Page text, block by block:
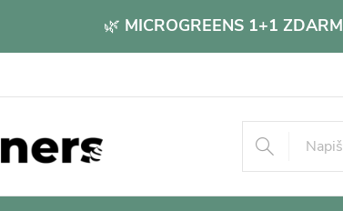
🌿 MICROGREENS 1+1